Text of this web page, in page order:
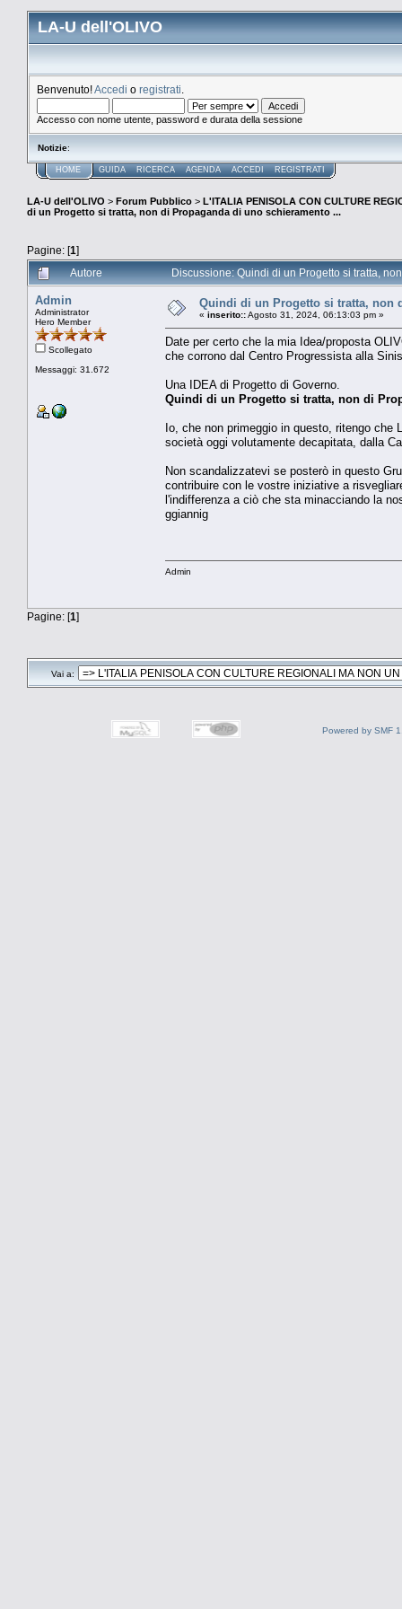
LA-U dell'OLIVO
Benvenuto!Accedi o registrati
Accesso con nome utente, password e durata della sessione
Notizie:
HOME GUIDA RICERCA AGENDA ACCEDI REGISTRATI
LA-U dell'OLIVO > Forum Pubblico > L'ITALIA PENISOLA CON CULTURE
di un Progetto si tratta, non di Propaganda di uno schieramento ...
Pagine: [1]
Autore
Discussione: Quindi di un Progetto si tratta,
Admin
Administrator
Hero Member
Scollegato
Messaggi: 31.672
Quindi di un Progetto si tratta, non
« inserito::Agosto 31, 2024, 06:13:03 pm »
Date per certo che la mia Idea/proposta
che corrono dal Centro Progressista alla
Una IDEA di Progetto di Governo.
Quindi di un Progetto si tratta, non di
Io, che non primeggio in questo, ritengo che
società oggi volutamente decapitata, dalla
Non scandalizzatevi se posterò in questo
contribuire con le vostre iniziative a
l'indifferenza a ciò che sta minacciando la
ggiannig
Admin
Pagine: [1]
Vai a:
Powered by SMF